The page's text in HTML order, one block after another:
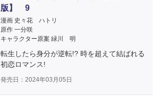
版】 9
漫画 史々花 ハトリ
原作 一分咲
キャラクター原案 緑川 明
転生したら身分が逆転!? 時を超えて結ばれる
初恋ロマンス!
発売日：2024年03月05日